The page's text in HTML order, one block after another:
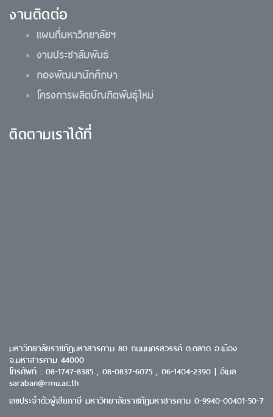
งานติดต่อ
แผนที่มหาวิทยาลัยฯ
งานประชาสัมพันธ์
กองพัฒนานักศึกษา
โครงการผลิตบัณฑิตพันธุ์ใหม่
ติดตามเราได้ที่
มหาวิทยาลัยราชภัฏมหาสารคาม 80 ถนนนครสวรรค์ ต.ตลาด อ.เมือง
จ.มหาสารคาม 44000
โทรศัพท์ : 08-1747-8385 , 08-0837-6075 , 06-1404-2390 | อีเมล
saraban@rmu.ac.th
เลขประจำตัวผู้เสียภาษี มหาวิทยาลัยราชภัฏมหาสารคาม 0-9940-00401-50-7